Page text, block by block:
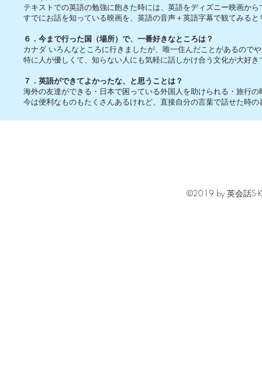
テキストでの英語の勉強に飽きた時には、英語をディズニー映画か
すでにお話を知っている映画を、英語の音声＋英語字幕で観てみる
６．今まで行った国（場所）で、一番好きなところは？
カナダ いろんなところに行きましたが、唯一住んだことがあるので
特に人が優しくて、知らない人にも気軽に話しかけ合う文化が大好き
７．英語ができてよかったな、と思うことは？
海外の友達ができる・日本で困っている外国人を助けられる・旅行の
今は便利なものもたくさんあるけれど、直接自分の言葉で話せた時
©2019 by 英会話S-